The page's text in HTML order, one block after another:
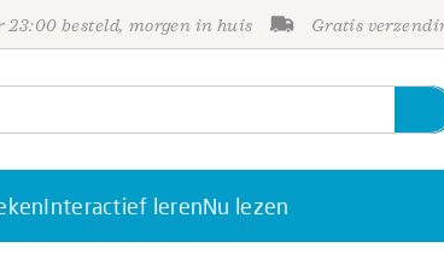
23:00 besteld, morgen in huis Gratis
Interactief lerenNu lezen